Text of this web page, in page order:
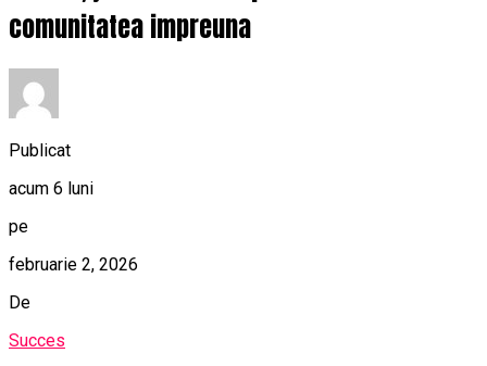
comunitatea impreuna
Publicat
acum 6 luni
pe
februarie 2, 2026
De
Succes